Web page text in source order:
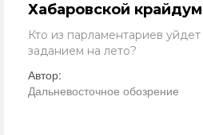
Хабаровской
Кто из парламентариев
заданием на лето?
Автор:
Дальневосточное обозрение